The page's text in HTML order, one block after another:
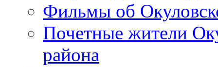
Фильмы об
Почетные жители
района